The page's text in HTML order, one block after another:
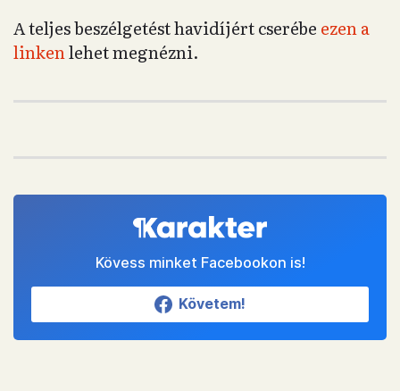
A teljes beszélgetést havidíjért cserébe ezen a
linkenlehet megnézni.
Kövess minket Facebookon is!
Követem!